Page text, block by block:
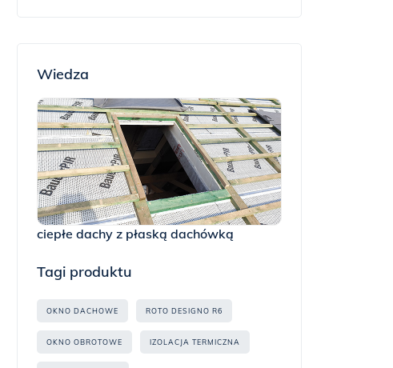
Wiedza
ciepłe dachy z płaską dachówką
Tagi produktu
OKNO DACHOWE ROTO DESIGNO R6
OKNO OBROTOWE IZOLACJA TERMICZNA